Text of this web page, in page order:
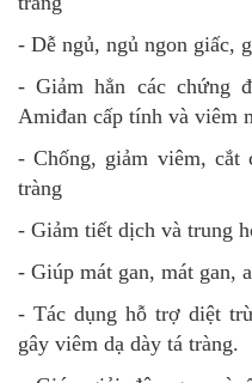
- Dễ ngủ, ngủ ngon giấc,
- Giảm hẳn các chứng
Amiđan cấp tính và viêm
- Chống, giảm viêm, cắt
tràng
- Giảm tiết dịch và trung
- Giúp mát gan, mát gan,
- Tác dụng hỗ trợ diệt
gây viêm dạ dày tá tràng.